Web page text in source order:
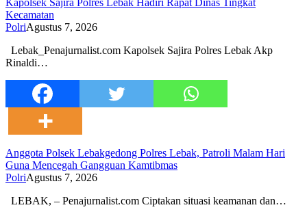
Kapolsek Sajira Polres Lebak Hadiri Rapat Dinas Tingkat
Kecamatan
PolriAgustus 7, 2026
Lebak_Penajurnalist.com Kapolsek Sajira Polres Lebak Akp
Rinaldi…
Anggota Polsek Lebakgedong Polres Lebak, Patroli Malam Hari
Guna Mencegah Gangguan Kamtibmas
PolriAgustus 7, 2026
LEBAK, – Penajurnalist.com Ciptakan situasi keamanan dan…